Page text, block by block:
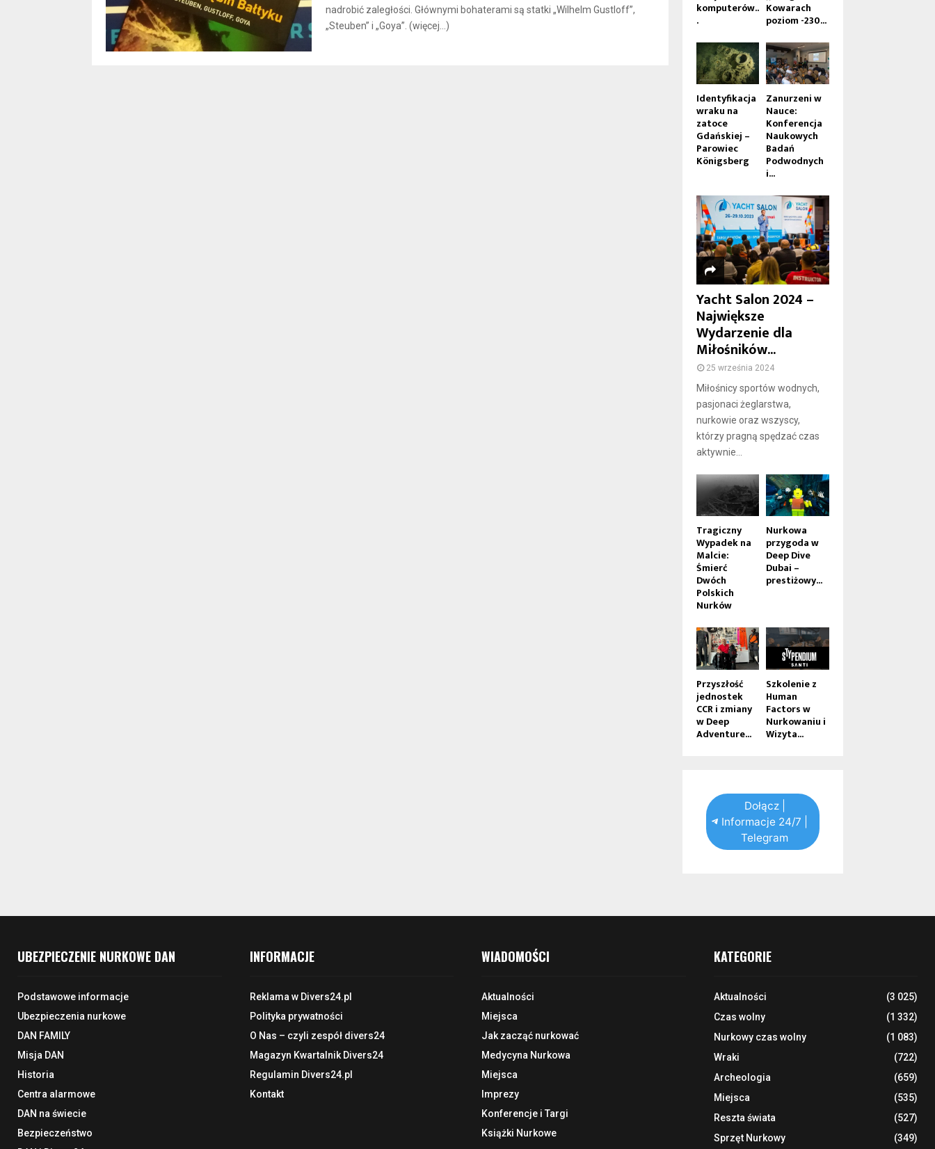
nadrobić zaległości. Głównymi bohaterami są statki „Wilhelm Gustloff”,
„Steuben” i „Goya”. (więcej…)
komputerów..
.
Kowarach
poziom -230...
Identyfikacja
wraku na
zatoce
Gdańskiej –
Parowiec
Königsberg
Zanurzeni w
Nauce:
Konferencja
Naukowych
Badań
Podwodnych
i...
Yacht Salon 2024 –
Największe
Wydarzenie dla
Miłośników...
25 września 2024
Miłośnicy sportów wodnych,
pasjonaci żeglarstwa,
nurkowie oraz wszyscy,
którzy pragną spędzać czas
aktywnie...
Tragiczny
Wypadek na
Malcie:
Śmierć
Dwóch
Polskich
Nurków
Nurkowa
przygoda w
Deep Dive
Dubai –
prestiżowy...
Przyszłość
jednostek
CCR i zmiany
w Deep
Adventure...
Szkolenie z
Human
Factors w
Nurkowaniu i
Wizyta...
Dołącz |
Informacje 24/7 |
Telegram
UBEZPIECZENIE NURKOWE DAN
Podstawowe informacje
Ubezpieczenia nurkowe
DAN FAMILY
Misja DAN
Historia
Centra alarmowe
DAN na świecie
Bezpieczeństwo
INFORMACJE
Reklama w Divers24.pl
Polityka prywatności
O Nas – czyli zespół divers24
Magazyn Kwartalnik Divers24
Regulamin Divers24.pl
Kontakt
WIADOMOŚCI
Aktualności
Miejsca
Jak zacząć nurkować
Medycyna Nurkowa
Miejsca
Imprezy
Konferencje i Targi
Książki Nurkowe
KATEGORIE
Aktualności
(3 025)
Czas wolny
(1 332)
Nurkowy czas wolny
(1 083)
Wraki
(722)
Archeologia
(659)
Miejsca
(535)
Reszta świata
(527)
Sprzęt Nurkowy
(349)